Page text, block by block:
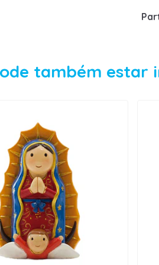
também estar